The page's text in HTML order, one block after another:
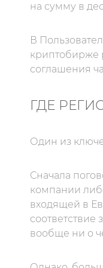
на сумму в
В
криптобирже
соглашения
ГДЕ
Один из
Сначала
компании
входящей в
вообще ни о